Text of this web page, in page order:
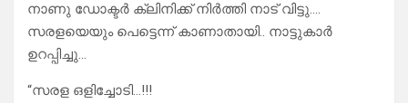
നാണു ഡോക്ടർ ക്ലിനിക്ക് നിർത്തി നാട് വിട്ടു….
സരളയെയും പെട്ടെന്ന് കാണാതായി.. നാട്ടുകാർ
ഉറപ്പിച്ചു…
“സരള ഒളിച്ചോടി…!!!